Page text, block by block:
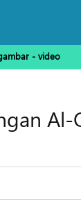
- video
Al-